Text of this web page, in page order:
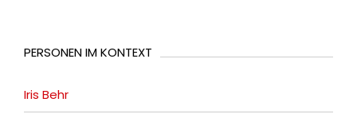
PERSONEN IM KONTEXT
Iris Behr